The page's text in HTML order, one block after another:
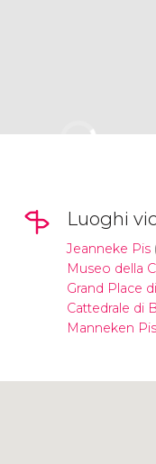
Luoghi
Jeanneke Pis
Museo della
Grand Place
Cattedrale di
Manneken Pis